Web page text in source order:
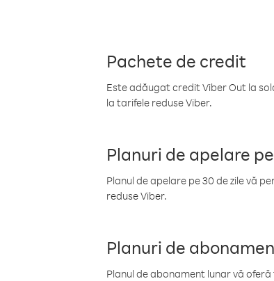
Pachete de credit
Este adăugat credit Viber Out la
la tarifele reduse Viber.
Planuri de apelare
Planul de apelare pe 30 de zile vă
reduse Viber.
Planuri de
Planul de abonament lunar vă